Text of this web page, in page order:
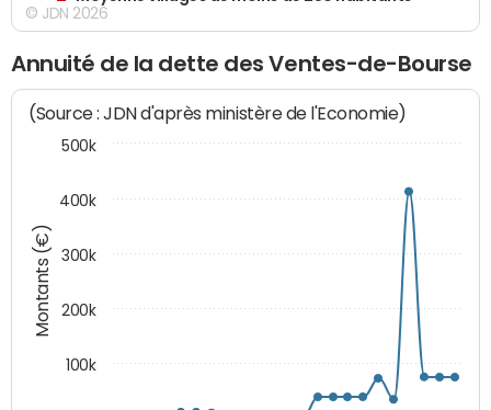
© JDN 2026
Annuité de la dette des Ventes-de-Bourse
Montants (€)
(Source : JDN d'après ministère de l'Economie)
100k
200k
300k
400k
500k